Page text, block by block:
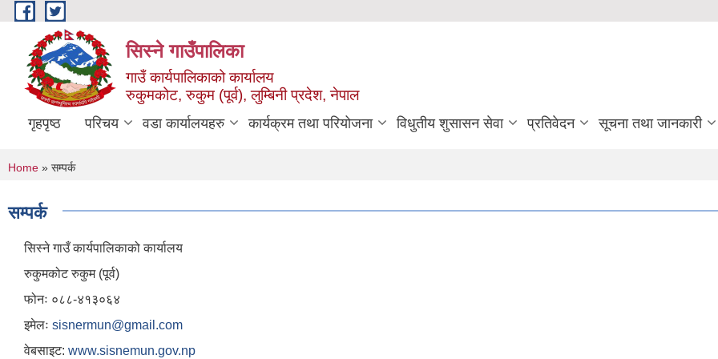
Skip to main content
सिस्ने गाउँपालिका
गाउँ कार्यपालिकाको कार्यालय
रुकुमकोट, रुकुम (पूर्व), लुम्बिनी प्रदेश, नेपाल
गृहपृष्ठ परिचय वडा कार्यालयहरु कार्यक्रम तथा परियोजना विधुतीय शुसासन सेवा प्रतिवेदन सूचना तथा जानकारी
You are here
Home » सम्पर्क
सम्पर्क
सिस्ने गाउँ कार्यपालिकाको कार्यालय
रुकुमकोट रुकुम (पूर्व)
फोनः ०८८-४१३०६४
इमेलः sisnermun@gmail.com
वेबसाइट: www.sisnemun.gov.np